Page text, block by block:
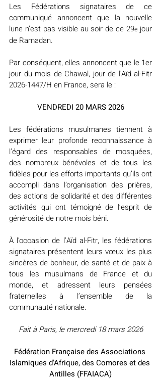
Les Fédérations signataires de ce
communiqué annoncent que la nouvelle
lune n’est pas visible au soir de ce 29e jour
de Ramadan.
Par conséquent, elles annoncent que le 1er
jour du mois de Chawal, jour de l'Aïd al-Fitr
2026-1447/H en France, sera le :
VENDREDI 20 MARS 2026
Les fédérations musulmanes tiennent à
exprimer leur profonde reconnaissance à
l’égard des responsables de mosquées,
des nombreux bénévoles et de tous les
fidèles pour les efforts importants qu’ils ont
accompli dans l’organisation des prières,
des actions de solidarité et des différentes
activités qui ont témoigné de l’esprit de
générosité de notre mois béni.
À l’occasion de l’Aïd al-Fitr, les fédérations
signataires présentent leurs vœux les plus
sincères de bonheur, de santé et de paix à
tous les musulmans de France et du
monde, et adressent leurs pensées
fraternelles à l’ensemble de la
communauté nationale.
Fait à Paris, le mercredi 18 mars 2026
Fédération Française des Associations
Islamiques d'Afrique, des Comores et des
Antilles (FFAIACA)